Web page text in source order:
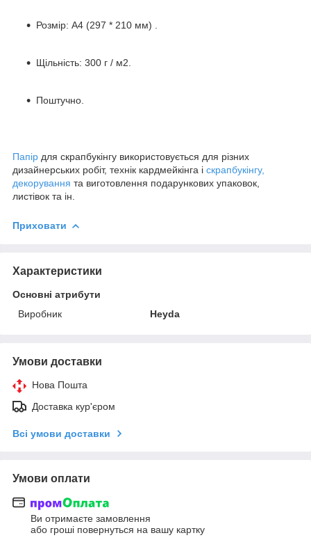
Розмір: А4 (297 * 210 мм) .
Щільність: 300 г / м2.
Поштучно.
Папір для скрапбукінгу використовується для різних
дизайнерських робіт, технік кардмейкінга і скрапбукінгу,
декорування та виготовлення подарункових упаковок,
листівок та ін.
Приховати
Характеристики
Основні атрибути
Виробник
Heyda
Умови доставки
Нова Пошта
Доставка кур'єром
Всі умови доставки
Умови оплати
Ви отримаєте замовлення
або гроші повернуться на вашу картку